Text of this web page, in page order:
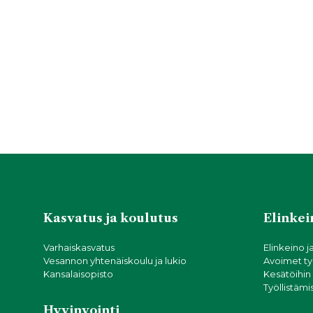
Kasvatus ja koulutus
Varhaiskasvatus
Vesannon yhtenäiskoulu ja lukio
Kansalaisopisto
Elinkeino
Avoimet
Kesätöihin